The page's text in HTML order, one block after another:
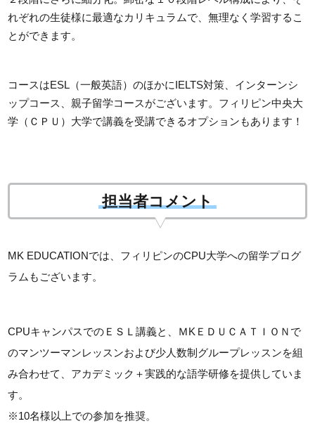
れぞれの生徒様に最適なカリキュラムで、無理なく学習するこ
とができます。
コースはESL（一般英語）のほかにIELTS対策、インターンシ
ップコース、親子留学コースがございます。フィリピン中央大
学（ＣＰＵ）大学で講義を受講できるオプションもあります！
担当者コメント
MK EDUCATIONでは、フィリピンのCPU大学への留学プログ
ラムもございます。
CPUキャンパスでのＥＳＬ講義と、ＭKＥＤＵＣＡＴＩＯＮで
のマンツーマンレッスンおよび少人数制グループレッスンを組
み合わせて、アカデミック＋実践的な語学研修を提供していま
す。
※10名様以上での参加を推奨。